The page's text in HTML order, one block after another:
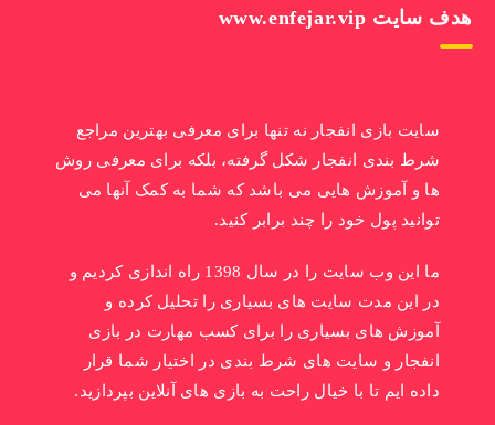
هدف سایت www.enfejar.vip
سایت بازی انفجار نه تنها برای معرفی بهترین مراجع
شرط بندی انفجار شکل گرفته، بلکه برای معرفی روش
ها و آموزش هایی می باشد که شما به کمک آنها می
توانید پول خود را چند برابر کنید.
ما این وب سایت را در سال 1398 راه اندازی کردیم و
در این مدت سایت های بسیاری را تحلیل کرده و
آموزش های بسیاری را برای کسب مهارت در بازی
انفجار و سایت های شرط بندی در اختیار شما قرار
داده ایم تا با خیال راحت به بازی های آنلاین بپردازید.